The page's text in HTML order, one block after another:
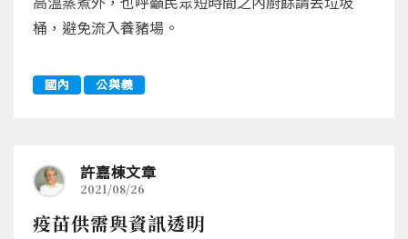
桶，避免流入養豬場。
國內 公與義
許嘉棟文章
2021/08/26
疫苗供需與資訊透明